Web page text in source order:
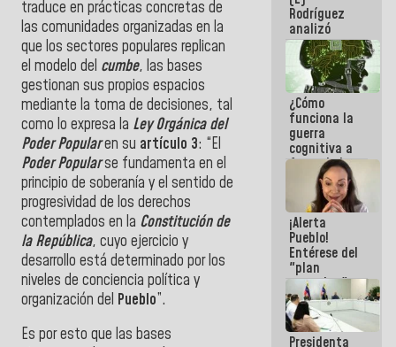
traduce en prácticas concretas de
las comunidades organizadas en la
que los sectores populares replican
el modelo del cumbe, las bases
gestionan sus propios espacios
mediante la toma de decisiones, tal
como lo expresa la Ley Orgánica del
Poder Popularen su artículo 3: “El
Poder Popularse fundamenta en el
principio de soberanía y el sentido de
progresividad de los derechos
contemplados en la Constitución de
la República, cuyo ejercicio y
desarrollo está determinado por los
niveles de conciencia política y
organización del Pueblo”.
Es por esto que las bases
que viene
hay
programa
Rodríguez
analizó
junto a
gobernadores
planes de
recuperación
del Sistema
Eléctrico
Nacional
¿Cómo
funciona la
guerra
cognitiva a
favor de la
narrativa
hegemónica?
(1)
¡Alerta
Pueblo!
Entérese del
"plan
enjambre"
de La Sayo
para
sabotear el
Presidenta